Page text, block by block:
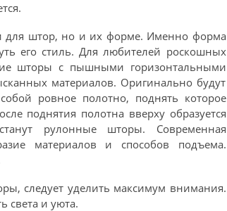
для штор, но и их форме. Именно форма
его стиль. Для любителей роскошных
шторы с пышными горизонтальными
материалов. Оригинально будут
ровное полотно, поднять которое
поднятия полотна вверху образуется
рулонные шторы. Современная
материалов и способов подъема.
следует уделить максимум внимания.
света и уюта.